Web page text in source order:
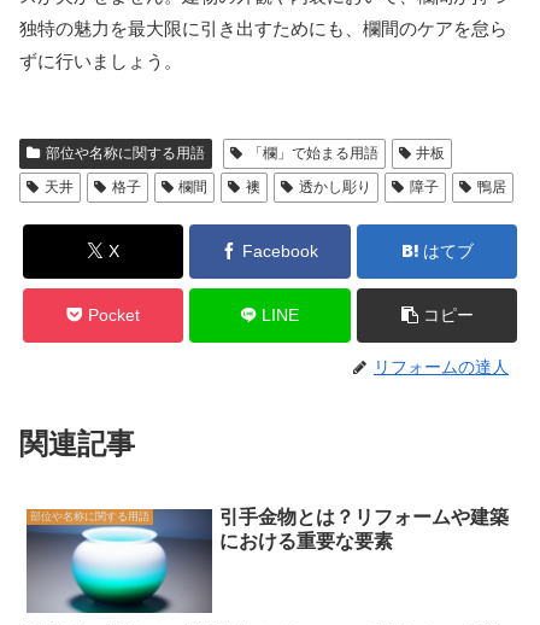
独特の魅力を最大限に引き出すためにも、欄間のケアを怠ら
ずに行いましょう。
部位や名称に関する用語 「欄」で始まる用語
井板
天井
格子 欄間 襖 透かし彫り 障子 鴨居
X Facebook はてブ
Pocket LINE コピー
リフォームの達人
関連記事
部位や名称に関する用語
引手金物とは？リフォームや建築
における重要な要素